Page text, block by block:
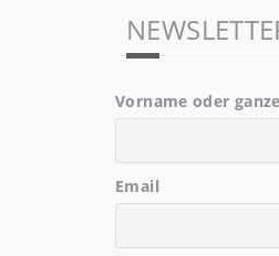
Vorname oder
Email